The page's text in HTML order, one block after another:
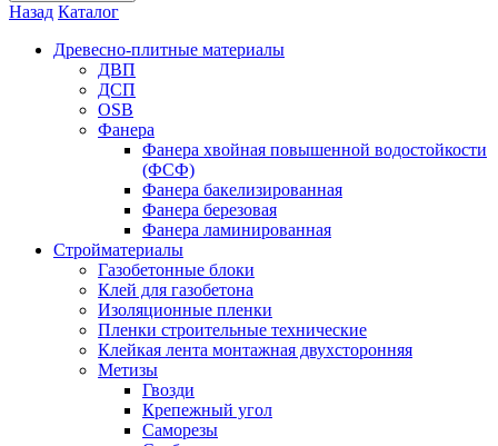
Назад Каталог
Древесно-плитные материалы
ДВП
ДСП
OSB
Фанера
Фанера хвойная повышенной водостойкости
(ФСФ)
Фанера бакелизированная
Фанера березовая
Фанера ламинированная
Стройматериалы
Газобетонные блоки
Клей для газобетона
Изоляционные пленки
Пленки строительные технические
Клейкая лента монтажная двухсторонняя
Метизы
Гвозди
Крепежный угол
Саморезы